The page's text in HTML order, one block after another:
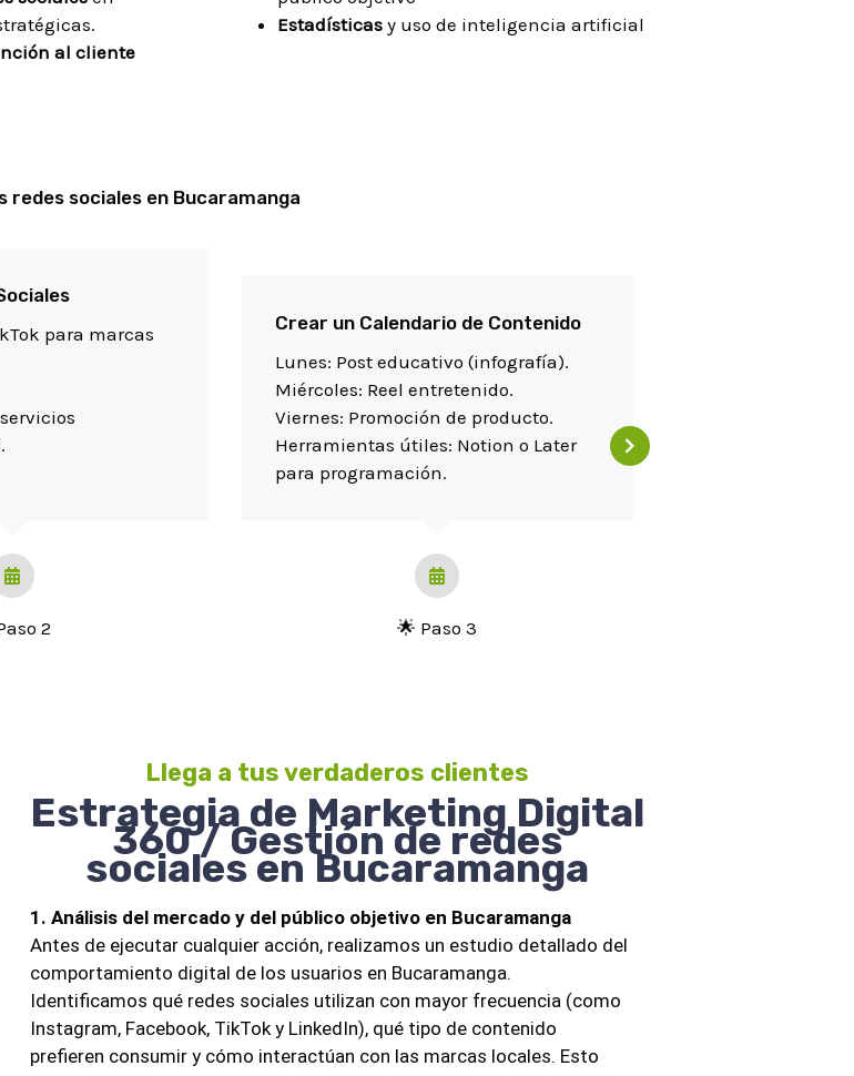
al cliente
Estadísticasy uso de inteligencia artificial
redes sociales en Bucaramanga
para marcas
Crear un Calendario de Contenido
Lunes: Post educativo (infografía).
Miércoles: Reel entretenido.
Viernes: Promoción de producto.
Herramientas útiles: Notion o Later
para programación.
2 🌟 Paso 3
Llega a tus verdaderos clientes
Estrategia de Marketing Digital
360 / Gestión de redes
sociales en Bucaramanga
1. Análisis del mercado y del público objetivo en Bucaramanga
Antes de ejecutar cualquier acción, realizamos un estudio detallado del
comportamiento digital de los usuarios en Bucaramanga.
Identificamos qué redes sociales utilizan con mayor frecuencia (como
Instagram, Facebook, TikTok y LinkedIn), qué tipo de contenido
prefieren consumir y cómo interactúan con las marcas locales. Esto